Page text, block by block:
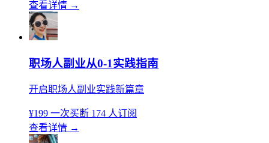
查看详情 →
职场人副业从0-1实践指南
开启职场人副业实践新篇章
¥199 一次买断 174 人订阅
查看详情 →